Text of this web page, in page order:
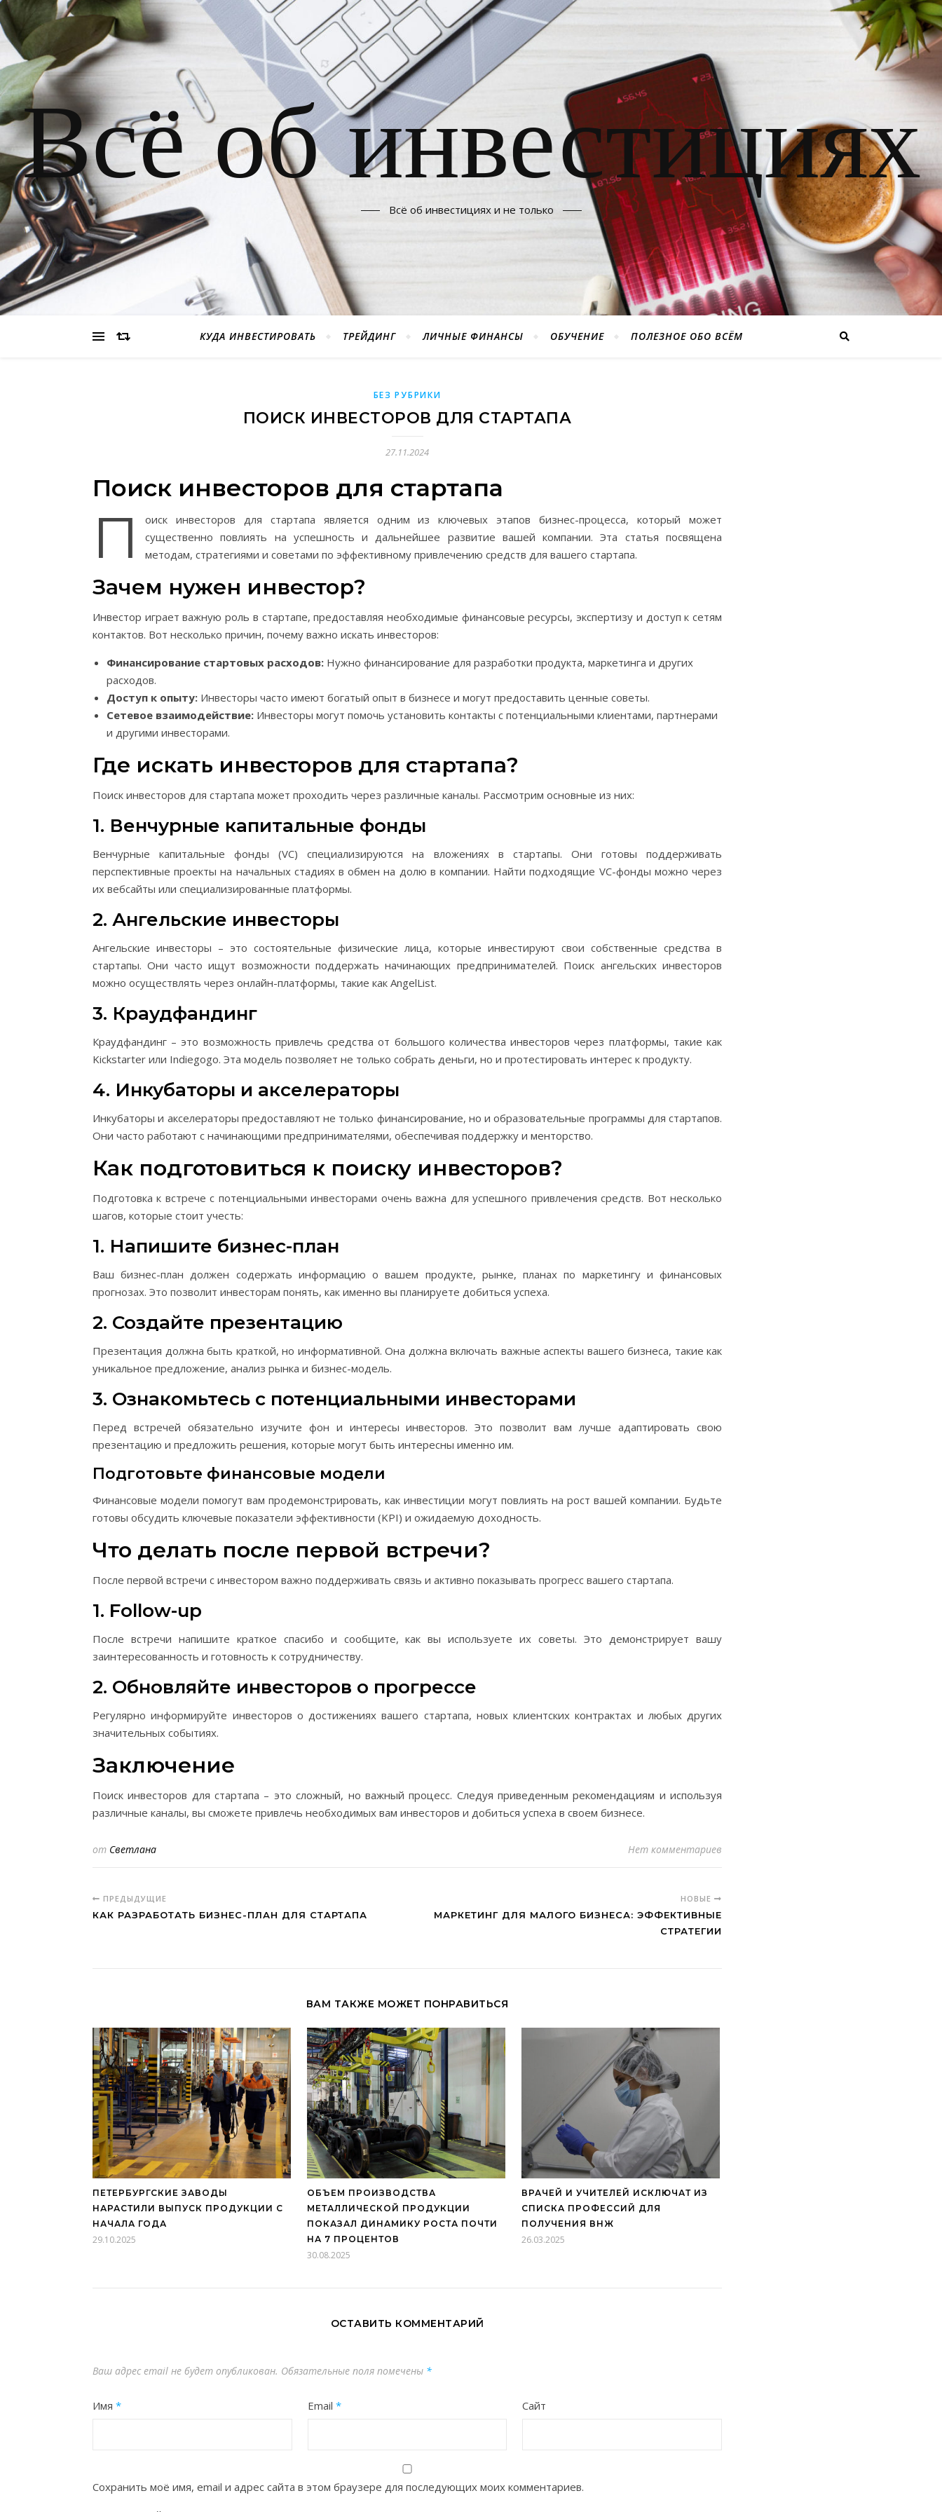
Всё об инвестициях
Всё об инвестициях и не только
КУДА ИНВЕСТИРОВАТЬ ТРЕЙДИНГ ЛИЧНЫЕ ФИНАНСЫ ОБУЧЕНИЕ ПОЛЕЗНОЕ ОБО ВСЁМ
БЕЗ РУБРИКИ
ПОИСК ИНВЕСТОРОВ ДЛЯ СТАРТАПА
27.11.2024
Поиск инвесторов для стартапа
П
оиск инвесторов для стартапа является одним из ключевых этапов бизнес-процесса, который может
существенно повлиять на успешность и дальнейшее развитие вашей компании. Эта статья посвящена
методам, стратегиями и советами по эффективному привлечению средств для вашего стартапа.
Зачем нужен инвестор?
Инвестор играет важную роль в стартапе, предоставляя необходимые финансовые ресурсы, экспертизу и доступ к сетям
контактов. Вот несколько причин, почему важно искать инвесторов:
Финансирование стартовых расходов: Нужно финансирование для разработки продукта, маркетинга и других
расходов.
Доступ к опыту: Инвесторы часто имеют богатый опыт в бизнесе и могут предоставить ценные советы.
Сетевое взаимодействие: Инвесторы могут помочь установить контакты с потенциальными клиентами, партнерами
и другими инвесторами.
Где искать инвесторов для стартапа?
Поиск инвесторов для стартапа может проходить через различные каналы. Рассмотрим основные из них:
1. Венчурные капитальные фонды
Венчурные капитальные фонды (VC) специализируются на вложениях в стартапы. Они готовы поддерживать
перспективные проекты на начальных стадиях в обмен на долю в компании. Найти подходящие VC-фонды можно через
их вебсайты или специализированные платформы.
2. Ангельские инвесторы
Ангельские инвесторы – это состоятельные физические лица, которые инвестируют свои собственные средства в
стартапы. Они часто ищут возможности поддержать начинающих предпринимателей. Поиск ангельских инвесторов
можно осуществлять через онлайн-платформы, такие как AngelList.
3. Краудфандинг
Краудфандинг – это возможность привлечь средства от большого количества инвесторов через платформы, такие как
Kickstarter или Indiegogo. Эта модель позволяет не только собрать деньги, но и протестировать интерес к продукту.
4. Инкубаторы и акселераторы
Инкубаторы и акселераторы предоставляют не только финансирование, но и образовательные программы для стартапов.
Они часто работают с начинающими предпринимателями, обеспечивая поддержку и менторство.
Как подготовиться к поиску инвесторов?
Подготовка к встрече с потенциальными инвесторами очень важна для успешного привлечения средств. Вот несколько
шагов, которые стоит учесть:
1. Напишите бизнес-план
Ваш бизнес-план должен содержать информацию о вашем продукте, рынке, планах по маркетингу и финансовых
прогнозах. Это позволит инвесторам понять, как именно вы планируете добиться успеха.
2. Создайте презентацию
Презентация должна быть краткой, но информативной. Она должна включать важные аспекты вашего бизнеса, такие как
уникальное предложение, анализ рынка и бизнес-модель.
3. Ознакомьтесь с потенциальными инвесторами
Перед встречей обязательно изучите фон и интересы инвесторов. Это позволит вам лучше адаптировать свою
презентацию и предложить решения, которые могут быть интересны именно им.
Подготовьте финансовые модели
Финансовые модели помогут вам продемонстрировать, как инвестиции могут повлиять на рост вашей компании. Будьте
готовы обсудить ключевые показатели эффективности (KPI) и ожидаемую доходность.
Что делать после первой встречи?
После первой встречи с инвестором важно поддерживать связь и активно показывать прогресс вашего стартапа.
1. Follow-up
После встречи напишите краткое спасибо и сообщите, как вы используете их советы. Это демонстрирует вашу
заинтересованность и готовность к сотрудничеству.
2. Обновляйте инвесторов о прогрессе
Регулярно информируйте инвесторов о достижениях вашего стартапа, новых клиентских контрактах и любых других
значительных событиях.
Заключение
Поиск инвесторов для стартапа – это сложный, но важный процесс. Следуя приведенным рекомендациям и используя
различные каналы, вы сможете привлечь необходимых вам инвесторов и добиться успеха в своем бизнесе.
от Светлана Нет комментариев
ПРЕДЫДУЩИЕ
КАК РАЗРАБОТАТЬ БИЗНЕС-ПЛАН ДЛЯ СТАРТАПА
НОВЫЕ
МАРКЕТИНГ ДЛЯ МАЛОГО БИЗНЕСА: ЭФФЕКТИВНЫЕ
СТРАТЕГИИ
ВАМ ТАКЖЕ МОЖЕТ ПОНРАВИТЬСЯ
ПЕТЕРБУРГСКИЕ ЗАВОДЫ
НАРАСТИЛИ ВЫПУСК ПРОДУКЦИИ С
НАЧАЛА ГОДА
29.10.2025
ОБЪЕМ ПРОИЗВОДСТВА
МЕТАЛЛИЧЕСКОЙ ПРОДУКЦИИ
ПОКАЗАЛ ДИНАМИКУ РОСТА ПОЧТИ
НА 7 ПРОЦЕНТОВ
30.08.2025
ВРАЧЕЙ И УЧИТЕЛЕЙ ИСКЛЮЧАТ ИЗ
СПИСКА ПРОФЕССИЙ ДЛЯ
ПОЛУЧЕНИЯ ВНЖ
26.03.2025
ОСТАВИТЬ КОММЕНТАРИЙ
Ваш адрес email не будет опубликован. Обязательные поля помечены *
Имя * Email * Сайт
Сохранить моё имя, email и адрес сайта в этом браузере для последующих моих комментариев.